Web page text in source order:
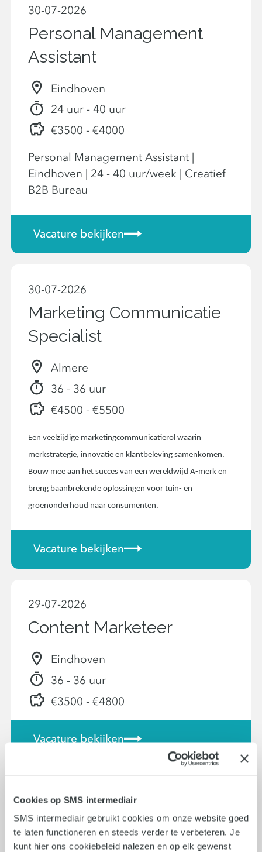
Cookies op SMS intermediair
SMS intermediair gebruikt cookies om onze website goed
te laten functioneren en steeds verder te verbeteren. Je
kunt hier ons cookiebeleid nalezen en op elk gewenst
30-07-2026
Personal Management
Assistant
Eindhoven
24 uur - 40 uur
€3500 - €4000
Personal Management Assistant |
Eindhoven | 24 - 40 uur/week | Creatief
B2B Bureau
Vacature bekijken
30-07-2026
Marketing Communicatie
Specialist
Almere
36 - 36 uur
€4500 - €5500
Een veelzijdige marketingcommunicatierol waarin
merkstrategie, innovatie en klantbeleving samenkomen.
Bouw mee aan het succes van een wereldwijd A-merk en
breng baanbrekende oplossingen voor tuin- en
groenonderhoud naar consumenten.
Vacature bekijken
29-07-2026
Content Marketeer
Eindhoven
36 - 36 uur
€3500 - €4800
Vacature bekijken
22-07-2026
Junior Projectmanager
Marketing &